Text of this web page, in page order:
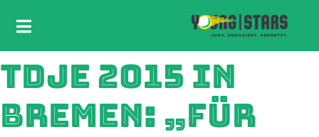
TDJE 2015 IN
BREMEN: „FÜR